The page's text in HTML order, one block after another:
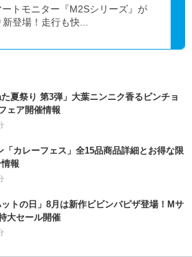
トモニター『M2Sシリーズ』が
登場！走行も快...
夏祭り 第3弾」大葉ニンニク香るビンチョ
ェア開催情報
「カレーフェス」全15品商品詳細とお得な限
報
トの日」8月は新作ビビンバピザ登場！Mサ
大セール開催